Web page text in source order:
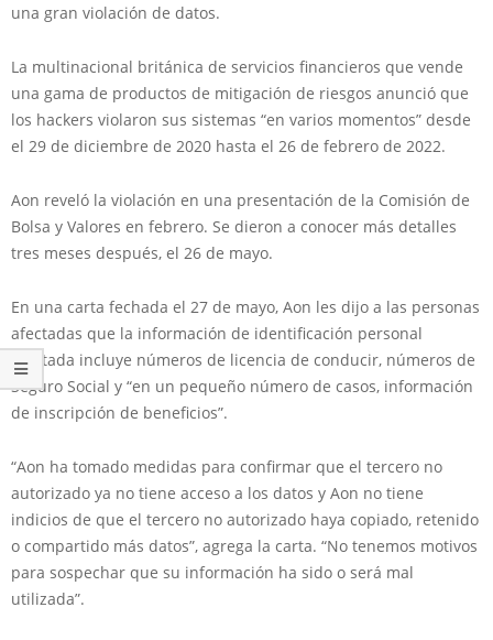
una gran violación de datos.
La multinacional británica de servicios financieros que vende
una gama de productos de mitigación de riesgos anunció que
los hackers violaron sus sistemas “en varios momentos” desde
el 29 de diciembre de 2020 hasta el 26 de febrero de 2022.
Aon reveló la violación en una presentación de la Comisión de
Bolsa y Valores en febrero. Se dieron a conocer más detalles
tres meses después, el 26 de mayo.
En una carta fechada el 27 de mayo, Aon les dijo a las personas
afectadas que la información de identificación personal
afectada incluye números de licencia de conducir, números de
Seguro Social y “en un pequeño número de casos, información
de inscripción de beneficios”.
“Aon ha tomado medidas para confirmar que el tercero no
autorizado ya no tiene acceso a los datos y Aon no tiene
indicios de que el tercero no autorizado haya copiado, retenido
o compartido más datos”, agrega la carta. “No tenemos motivos
para sospechar que su información ha sido o será mal
utilizada”.